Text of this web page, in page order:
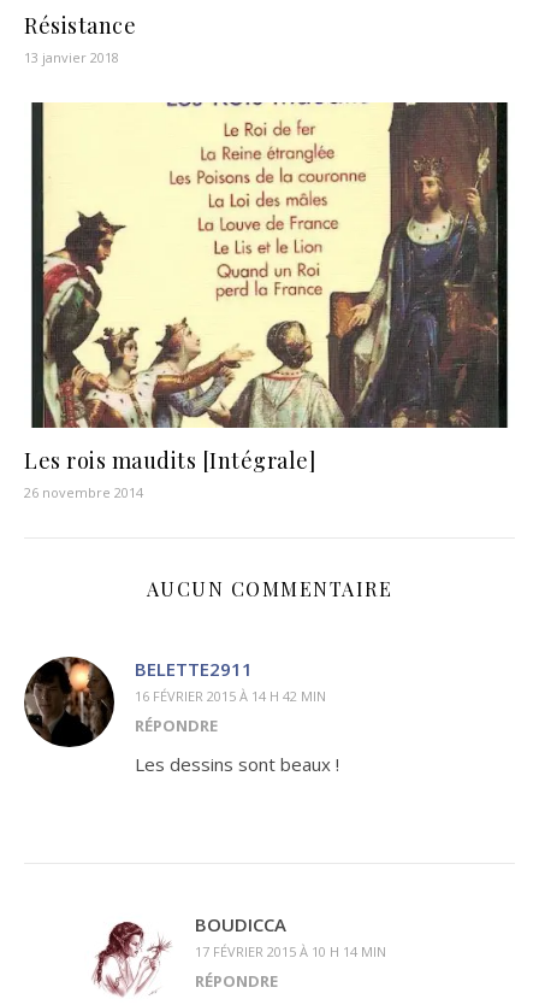
Résistance
13 janvier 2018
Les rois maudits [Intégrale]
26 novembre 2014
AUCUN COMMENTAIRE
BELETTE2911
16 FÉVRIER 2015 À 14 H 42 MIN
RÉPONDRE
Les dessins sont beaux !
BOUDICCA
17 FÉVRIER 2015 À 10 H 14 MIN
RÉPONDRE